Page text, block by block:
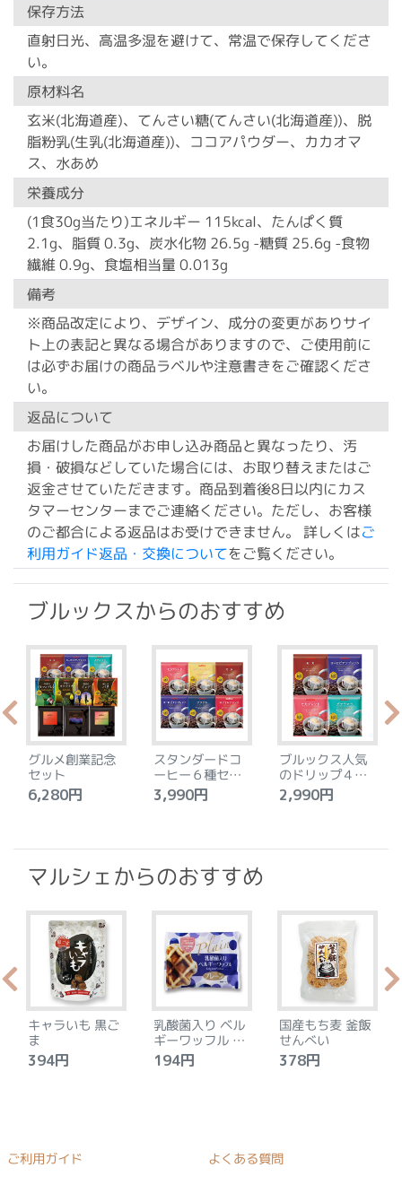
保存方法
直射日光、高温多湿を避けて、常温で保存してくださ
い。
原材料名
玄米(北海道産)、てんさい糖(てんさい(北海道産))、脱
脂粉乳(生乳(北海道産))、ココアパウダー、カカオマ
ス、水あめ
栄養成分
(1食30g当たり)エネルギー 115kcal、たんぱく質
2.1g、脂質 0.3g、炭水化物 26.5g -糖質 25.6g -食物
繊維 0.9g、食塩相当量 0.013g
備考
※商品改定により、デザイン、成分の変更がありサイ
ト上の表記と異なる場合がありますので、ご使用前に
は必ずお届けの商品ラベルや注意書きをご確認くださ
い。
返品について
お届けした商品がお申し込み商品と異なったり、汚
損・破損などしていた場合には、お取り替えまたはご
返金させていただきます。商品到着後8日以内にカス
タマーセンターまでご連絡ください。ただし、お客様
のご都合による返品はお受けできません。 詳しくはご
利用ガイド返品・交換についてをご覧ください。
ブルックスからのおすすめ
グルメ創業記念
セット
6,280円
スタンダードコ
ーヒー６種セッ
ト
3,990円
ブルックス人気
のドリップ４種
セット
2,990円
マルシェからのおすすめ
キャラいも 黒ご
ま
394円
乳酸菌入り ベル
ギーワッフル プ
レーン
194円
国産もち麦 釜飯
せんべい
378円
ご利用ガイド よくある質問